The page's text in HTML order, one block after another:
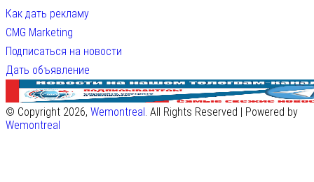
Как дать рекламу
CMG Marketing
Подписаться на новости
Дать объявление
© Copyright 2026, Wemontreal. All Rights Reserved | Powered by
Wemontreal